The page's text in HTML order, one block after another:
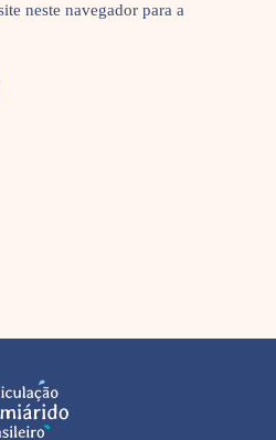
neste navegador para a